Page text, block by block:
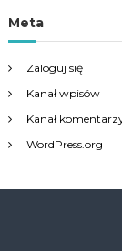
Meta
Zaloguj się
Kanał wpisów
Kanał
WordPress.org